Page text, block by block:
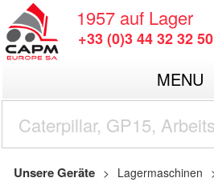
1957 auf Lager
+33 (0)3 44 32 32 50
MENU
Unsere Geräte Lagermaschinen